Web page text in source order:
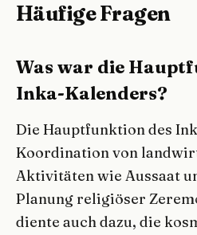
Häufige Fragen
Was war die
Inka-Kalenders?
Die Hauptfunktion des
Koordination von
Aktivitäten wie Aussaat
Planung religiöser
diente auch dazu, die